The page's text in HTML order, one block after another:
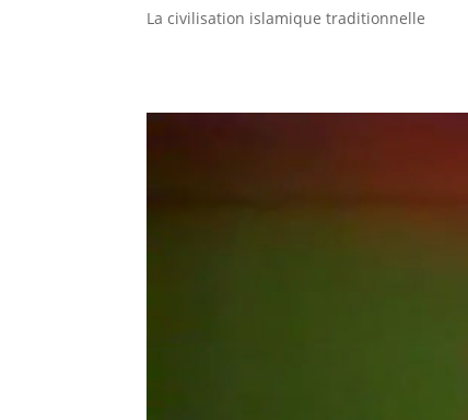
La civilisation islamique traditionnelle